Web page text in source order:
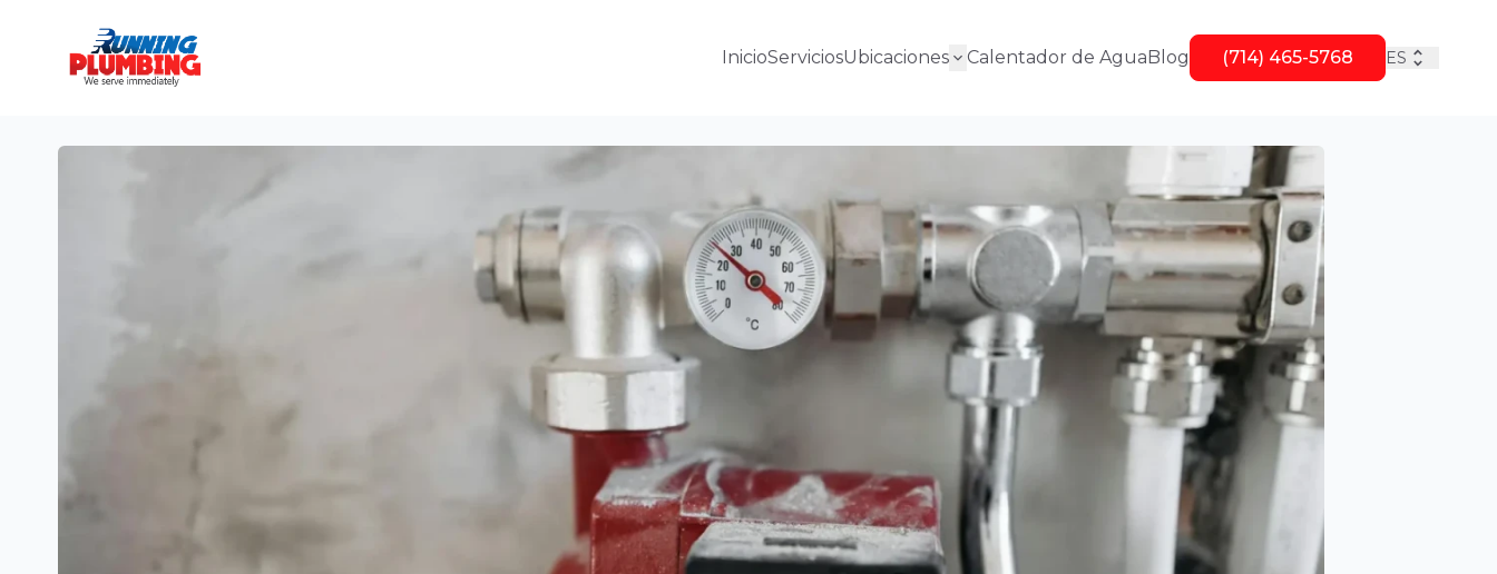
InicioServiciosUbicaciones Calentador de AguaBlog (714) 465-5768 ES